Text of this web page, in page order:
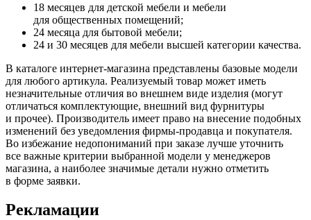
18 месяцев для детской мебели и мебели
для общественных помещений;
24 месяца для бытовой мебели;
24 и 30 месяцев для мебели высшей категории качества.
В каталоге интернет-магазина представлены базовые модели
для любого артикула. Реализуемый товар может иметь
незначительные отличия во внешнем виде изделия (могут
отличаться комплектующие, внешний вид фурнитуры
и прочее). Производитель имеет право на внесение подобных
изменений без уведомления фирмы-продавца и покупателя.
Во избежание недопониманий при заказе лучше уточнить
все важные критерии выбранной модели у менеджеров
магазина, а наиболее значимые детали нужно отметить
в форме заявки.
Рекламации